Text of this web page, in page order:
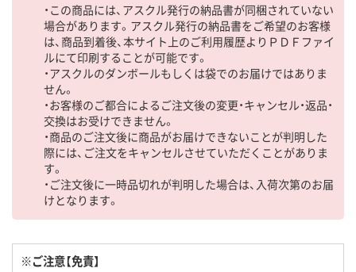
・この商品には、アスクル発行の納品書が同梱されていない
場合があります。アスクル発行の納品書をご希望のお客様
は、商品到着後、本サイト上のご利用履歴よりＰＤＦファイ
ルにて印刷することが可能です。
・アスクルのダンボールもしくは袋でのお届けではありま
せん。
・お客様のご都合によるご注文後の変更・キャンセル・返品・
交換はお受けできません。
・商品のご注文後に商品がお届けできないことが判明した
際には、ご注文をキャンセルさせていただくことがありま
す。
・ご注文後に一時品切れが判明した場合は、入荷次第のお届
けとなります。
※ご注意【免責】